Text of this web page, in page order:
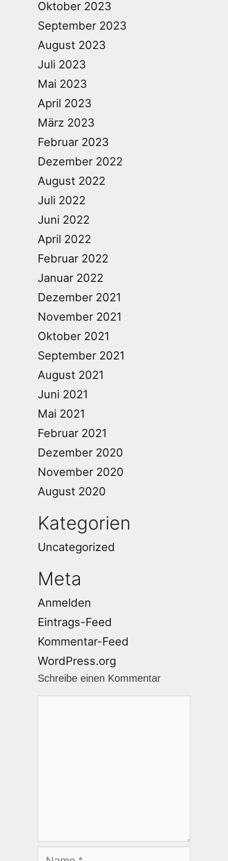
Oktober 2023
September 2023
August 2023
Juli 2023
Mai 2023
April 2023
März 2023
Februar 2023
Dezember 2022
August 2022
Juli 2022
Juni 2022
April 2022
Februar 2022
Januar 2022
Dezember 2021
November 2021
Oktober 2021
September 2021
August 2021
Juni 2021
Mai 2021
Februar 2021
Dezember 2020
November 2020
August 2020
Kategorien
Uncategorized
Meta
Anmelden
Eintrags-Feed
Kommentar-Feed
WordPress.org
Schreibe einen Kommentar